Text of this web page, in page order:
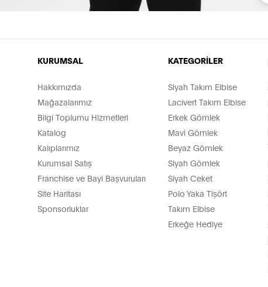
KURUMSAL
Hakkımızda
Mağazalarımız
Bilgi Toplumu Hizmetleri
Katalog
Kalıplarımız
Kurumsal Satış
Franchise ve Bayi Başvuruları
Site Haritası
Sponsorluklar
KATEGORİLER
Siyah Takım Elbise
Lacivert Takım Elbise
Erkek Gömlek
Mavi Gömlek
Beyaz Gömlek
Siyah Gömlek
Siyah Ceket
Polo Yaka Tişört
Takım Elbise
Erkeğe Hediye